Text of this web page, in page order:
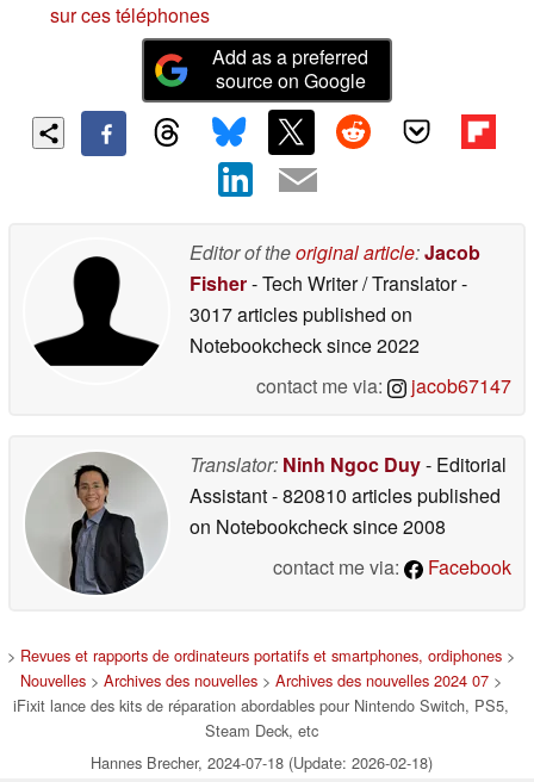
sur ces téléphones
Add as a preferred
source on Google
Editor of theoriginal article:Jacob
Fisher- Tech Writer / Translator-
3017 articles published on
Notebookchecksince 2022
contact me via:
jacob67147
Translator: Ninh Ngoc Duy- Editorial
Assistant- 820810 articles published
on Notebookchecksince 2008
contact me via:
Facebook
> Revues et rapports de ordinateurs portatifs et smartphones, ordiphones >
Nouvelles > Archives des nouvelles > Archives des nouvelles 2024 07 >
iFixit lance des kits de réparation abordables pour Nintendo Switch, PS5,
Steam Deck, etc
Hannes Brecher, 2024-07-18 (Update: 2026-02-18)